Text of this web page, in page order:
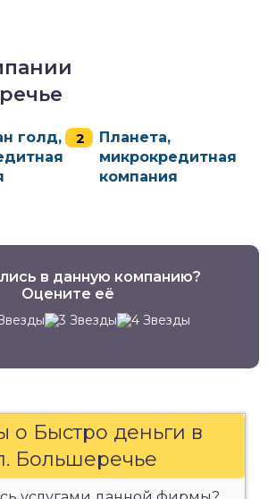
голд,
Планета,
микрокредитная
компания
в данную компанию?
Оцените её
о Быстро деньги в
Большеречье